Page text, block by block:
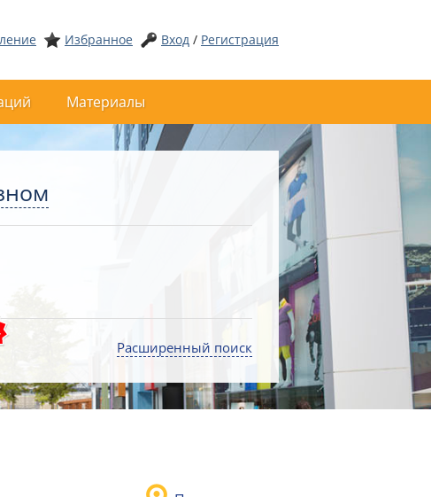
Избранное Вход / Регистрация
Материалы
Расширенный поиск